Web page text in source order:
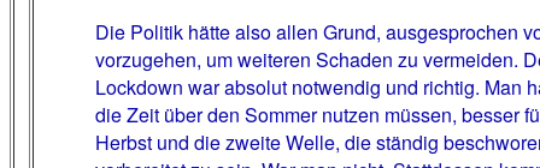
Die Politik hätte also allen Grund, ausgesprochen
vorzugehen, um weiteren Schaden zu vermeiden.
Lockdown war absolut notwendig und richtig. Man
die Zeit über den Sommer nutzen müssen, besser
Herbst und die zweite Welle, die ständig